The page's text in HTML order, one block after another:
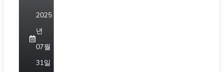
2025
년
07월
31일